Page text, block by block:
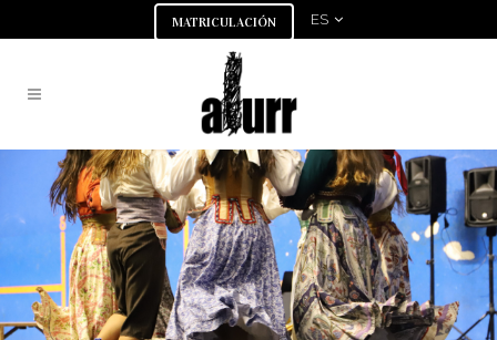
MATRICULACIÓN ES